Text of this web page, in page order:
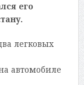
его
легковых
автомобиле